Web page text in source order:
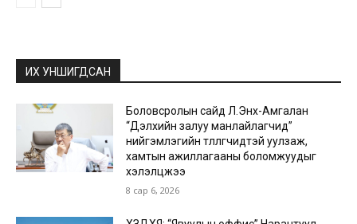
ИХ УНШИГДСАН
Боловсролын сайд Л.Энх-Амгалан
“Дэлхийн залуу манлайлагчид”
нийгэмлэгийн төлөөлөгчидтэй уулзаж,
хамтын ажиллагааны боломжуудыг
хэлэлцжээ
8 сар 6, 2026